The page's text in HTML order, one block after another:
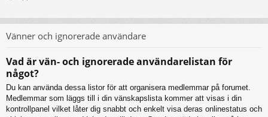
Vänner och ignorerade användare
Vad är vän- och ignorerade användarelistan för
något?
Du kan använda dessa listor för att organisera medlemmar på forumet.
Medlemmar som läggs till i din vänskapslista kommer att visas i din
kontrollpanel vilket låter dig snabbt och enkelt visa deras onlinestatus och